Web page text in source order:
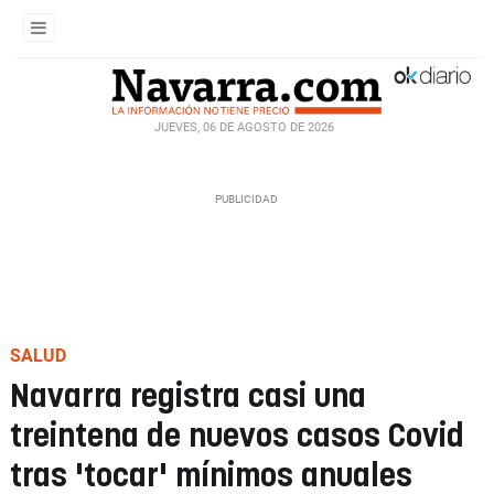
JUEVES, 06 DE AGOSTO DE 2026
SALUD
Navarra registra casi una
treintena de nuevos casos Covid
tras 'tocar' mínimos anuales